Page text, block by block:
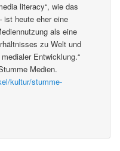
literacy“, wie das
ist heute eher eine
als eine
zu Welt und
Entwicklung.“
Medien.
kultur/stumme-